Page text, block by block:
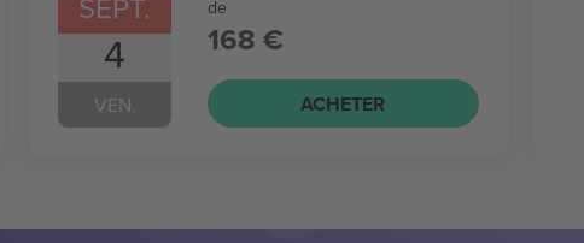
4
VEN.
de
168 €
ACHETER